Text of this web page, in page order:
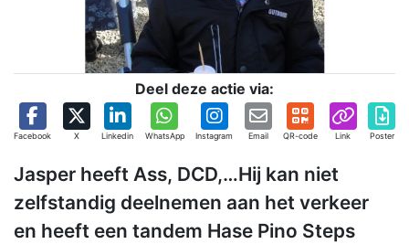
Deel deze actie via:
Facebook X Linkedin WhatsApp Instagram Email QR-code Link Poster
Jasper heeft Ass, DCD,…Hij kan niet
zelfstandig deelnemen aan het verkeer
en heeft een tandem Hase Pino Steps